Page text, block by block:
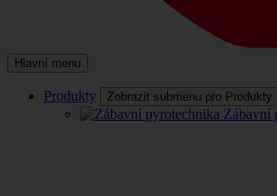
Hlavní menu
Produkty Zobrazit submenu pro Produkty
Zábavní